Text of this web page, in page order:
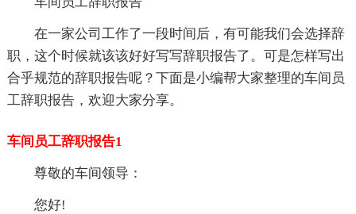
在一家公司工作了一段时间后，有可能我们会选择辞
职，这个时候就该该好好写写辞职报告了。可是怎样写出
合乎规范的辞职报告呢？下面是小编帮大家整理的车间员
工辞职报告，欢迎大家分享。
车间员工辞职报告1
尊敬的车间领导：
您好!